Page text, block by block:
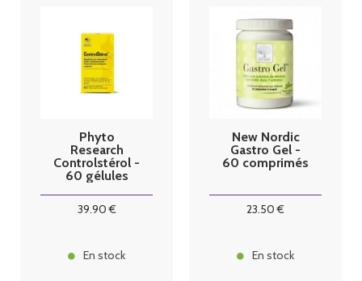
Phyto
Research
Controlstérol -
60 gélules
39.90€
En stock
New Nordic
Gastro Gel -
60 comprimés
23.50 €
En stock